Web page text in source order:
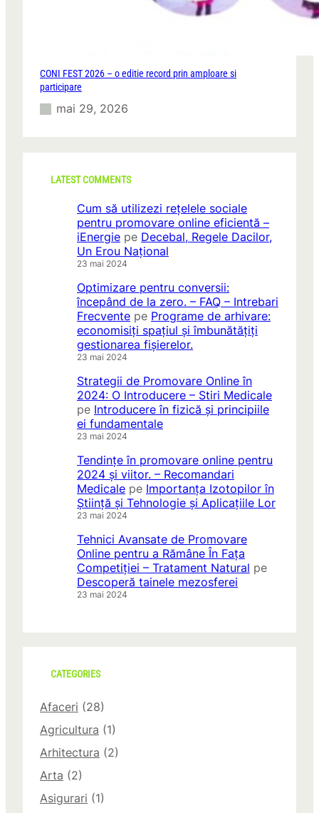
CONI FEST 2026 – o editie record prin amploare si
participare
mai 29, 2026
LATEST COMMENTS
Cum să utilizezi rețelele sociale
pentru promovare online eficientă –
iEnergie pe Decebal, Regele Dacilor,
Un Erou Național
23 mai 2024
Optimizare pentru conversii:
începând de la zero. – FAQ – Intrebari
Frecvente pe Programe de arhivare:
economisiți spațiul și îmbunătățiți
gestionarea fișierelor.
23 mai 2024
Strategii de Promovare Online în
2024: O Introducere – Stiri Medicale
pe Introducere în fizică și principiile
ei fundamentale
23 mai 2024
Tendințe în promovare online pentru
2024 și viitor. – Recomandari
Medicale pe Importanța Izotopilor în
Știință și Tehnologie și Aplicațiile Lor
23 mai 2024
Tehnici Avansate de Promovare
Online pentru a Rămâne În Fața
Competiției – Tratament Natural pe
Descoperă tainele mezosferei
23 mai 2024
CATEGORIES
Afaceri (28)
Agricultura (1)
Arhitectura (2)
Arta (2)
Asigurari (1)